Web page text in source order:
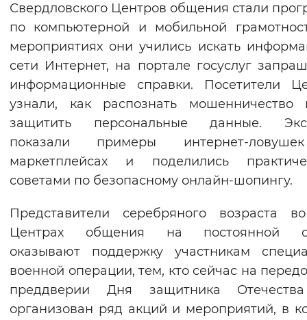
Звуковой ассистент
Воспроизвести Остановить
Вернуть стандартные настройки
Свердловского Центров общения стали
по компьютерной и мобильной
мероприятиях они учились искать
сети Интернет, на портале госуслуг
информационные справки. Посетители
узнали, как распознать мошенничество
защитить персональные данные.
показали примеры интернет-
маркетплейсах и поделились
советами по безопасному онлайн-шопингу.
Представители серебряного возраста
Центрах общения на постоянной
оказывают поддержку участникам
военной операции, тем, кто сейчас на
преддверии Дня защитника
организован ряд акций и мероприятий, в